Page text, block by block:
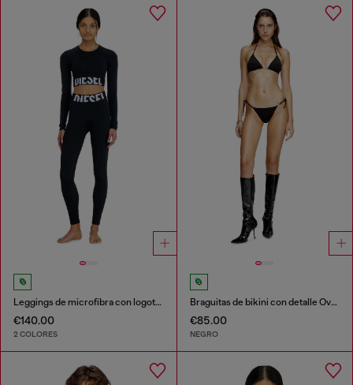
Leggings de microfibra con logotipo recortado
€140.00
2 COLORES
Braguitas de bikini con detalle Oval D
€85.00
NEGRO